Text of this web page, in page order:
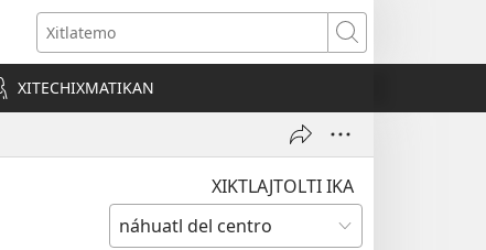
Xitlatemo
XITECHIXMATIKAN
XIKTLAJTOLTI IKA